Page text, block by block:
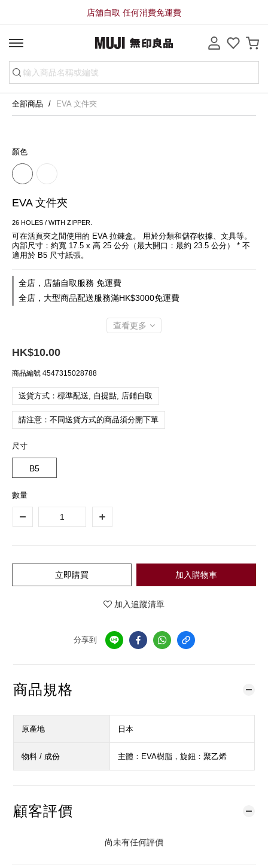
店舖自取 任何消費免運費
全部商品 EVA 文件夾
顏色
EVA 文件夾
26 HOLES / WITH ZIPPER.
可在活頁夾之間使用的 EVA 拉鍊盒。 用於分類和儲存收據、文具等。
內部尺寸：約寬 17.5 x 高 25 公分（最大開口：最約 23.5 公分） * 不
適用於 B5 尺寸紙張。
全店，店舖自取服務 免運費
全店，大型商品配送服務滿HK$3000免運費
查看更多
HK$10.00
商品編號 4547315028788
送貨方式：標準配送, 自提點, 店鋪自取
請注意：不同送貨方式的商品須分開下單
尺寸
B5
數量
加入購物車
立即購買
加入追蹤清單
分享到
商品規格
原產地 日本
物料 / 成份 主體：EVA樹脂，旋鈕：聚乙烯
顧客評價
尚未有任何評價